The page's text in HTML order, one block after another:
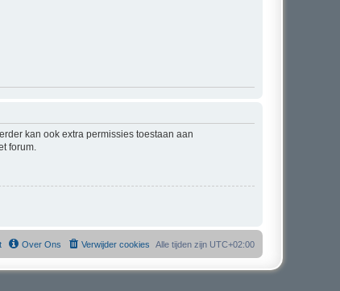
kan ook extra permissies toestaan aan
forum.
Alle tijden zijn UTC+02:00
Verwijder cookies
Over Ons